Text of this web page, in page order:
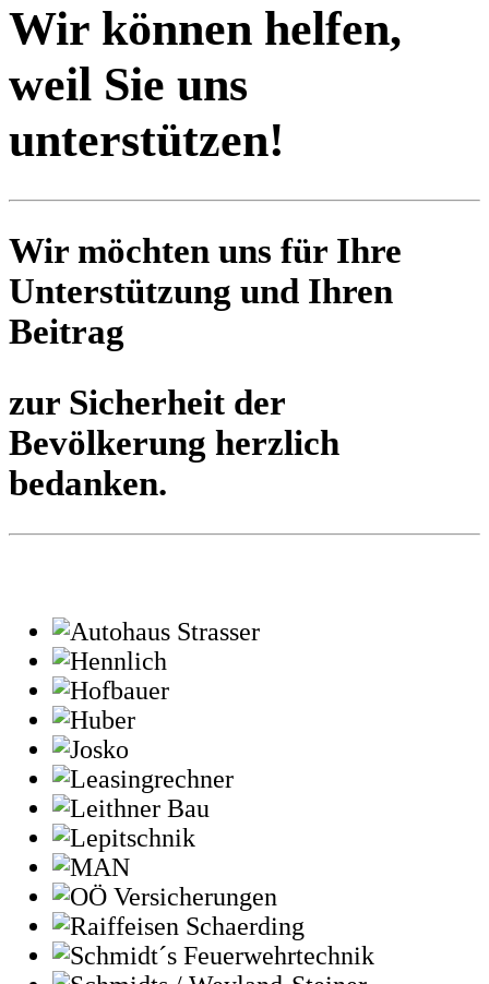
Wir können helfen,
weil Sie uns
unterstützen!
Wir möchten uns für Ihre
Unterstützung und Ihren
Beitrag
zur Sicherheit der
Bevölkerung herzlich
bedanken.